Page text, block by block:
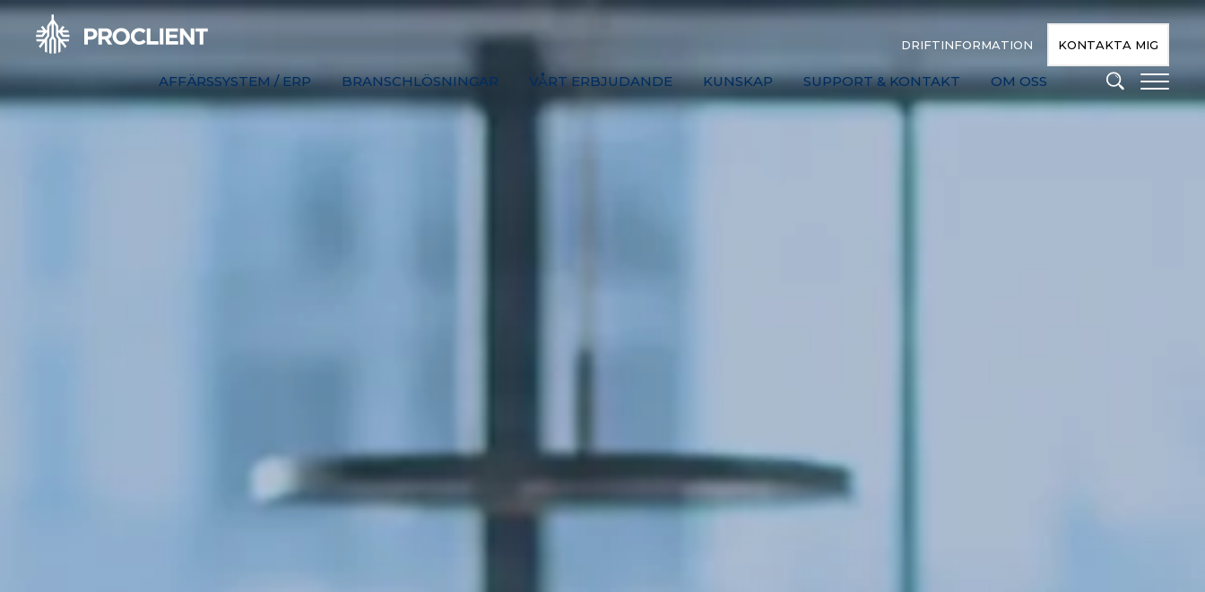
DRIFTINFORMATION KONTAKTA MIG
AFFÄRSSYSTEM / ERP BRANSCHLÖSNINGAR VÅRT ERBJUDANDE KUNSKAP SUPPORT & KONTAKT OM OSS